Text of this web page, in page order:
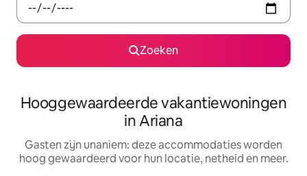
Zoeken
Hooggewaardeerde vakantiewoningen
in Ariana
Gasten zijn unaniem: deze accommodaties worden
hoog gewaardeerd voor hun locatie, netheid en meer.